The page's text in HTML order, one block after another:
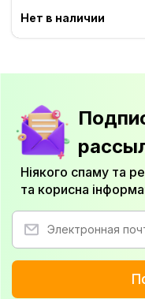
Нет в наличии
Ніякого спаму та
та корисна